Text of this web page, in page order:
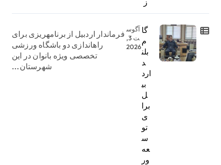
ز
گا
م
بلن
د
ارد
بی
ل
برا
ی
تو
س
عه
ور
آگوس
ت 3,
2026
فرماندار اردبیل از برنامهریزی برای
راهاندازی دو باشگاه ورزشی
تخصصی ویژه بانوان در این
شهرستان...